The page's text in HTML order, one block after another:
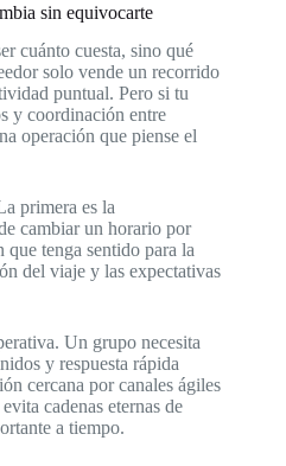
sin equivocarte
cuánto cuesta, sino qué
solo vende un recorrido
puntual. Pero si tu
y coordinación entre
operación que piense el
primera es la
cambiar un horario por
tenga sentido para la
del viaje y las expectativas
Un grupo necesita
y respuesta rápida
cercana por canales ágiles
cadenas eternas de
a tiempo.